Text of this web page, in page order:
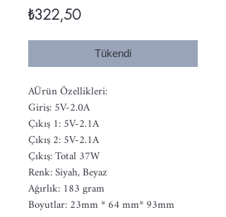
₺322,50Fiyat
Tükendi
AÜrün Özellikleri:
Giriş: 5V-2.0A
Çıkış 1: 5V-2.1A
Çıkış 2: 5V-2.1A
Çıkış: Total 37W
Renk: Siyah, Beyaz
Ağırlık: 183 gram
Boyutlar: 23mm * 64 mm* 93mm